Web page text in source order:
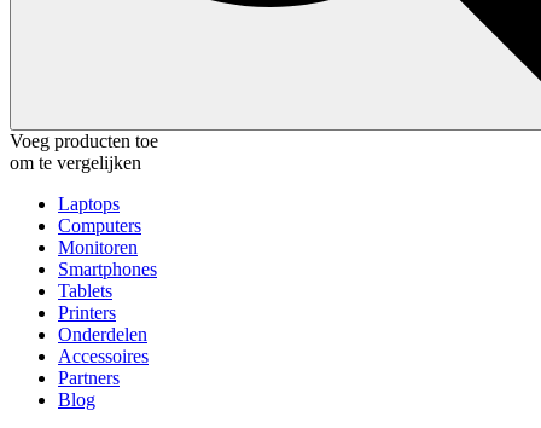
Voeg producten toe
om te vergelijken
Laptops
Computers
Monitoren
Smartphones
Tablets
Printers
Onderdelen
Accessoires
Partners
Blog